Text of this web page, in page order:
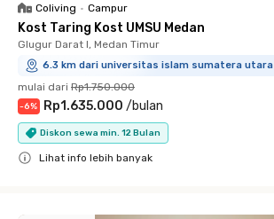
Coliving • Campur
Kost Taring Kost UMSU Medan
Glugur Darat I, Medan Timur
6.3 km dari universitas islam sumatera utara
mulai dari Rp1.750.000
-6% Rp1.635.000 /bulan
Diskon sewa min. 12 Bulan
Lihat info lebih banyak